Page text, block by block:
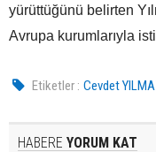
yürüttüğünü belirten
Avrupa kurumlarıyla
Etiketler : Cevdet
HABERE YORUM KAT